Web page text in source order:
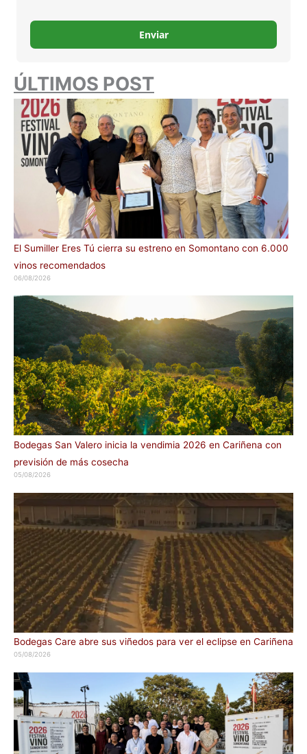
Enviar
ÚLTIMOS POST
El Sumiller Eres Tú cierra su estreno en Somontano con 6.000
vinos recomendados
06/08/2026
Bodegas San Valero inicia la vendimia 2026 en Cariñena con
previsión de más cosecha
05/08/2026
Bodegas Care abre sus viñedos para ver el eclipse en Cariñena
05/08/2026